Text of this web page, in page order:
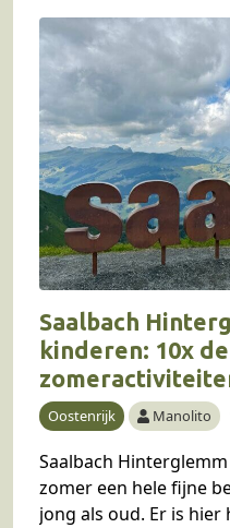
Saalbach
kinderen: 10x
Oostenrijk Manolito
Saalbach
zomer een hele fijne
jong als oud. Er is hier